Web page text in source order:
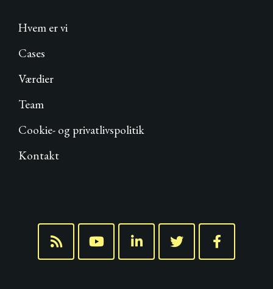
Hvem er vi
Cases
Værdier
Team
Cookie- og privatlivspolitik
Kontakt